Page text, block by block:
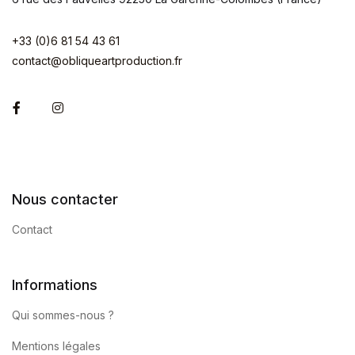
+33 (0)6 81 54 43 61
contact@obliqueartproduction.fr
FacebookInstagram
Nous contacter
Contact
Informations
Qui sommes-nous ?
Mentions légales